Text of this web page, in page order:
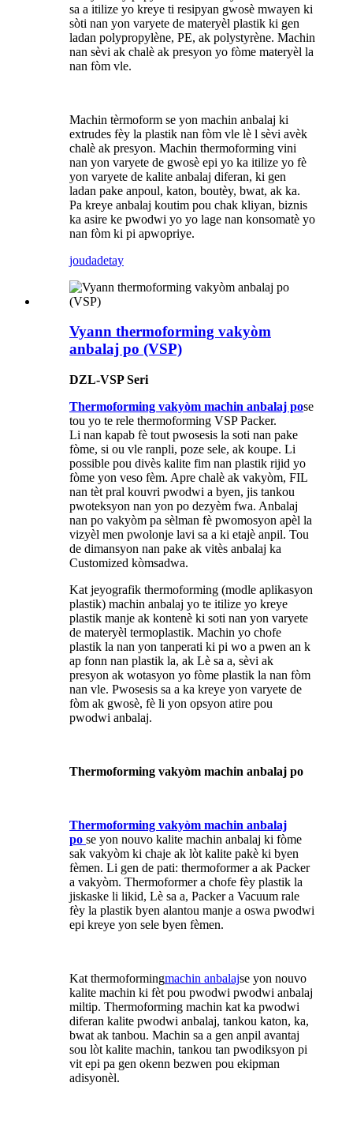
sa a itilize yo kreye ti resipyan gwosè mwayen ki
sòti nan yon varyete de materyèl plastik ki gen
ladan polypropylène, PE, ak polystyrène. Machin
nan sèvi ak chalè ak presyon yo fòme materyèl la
nan fòm vle.
Machin tèrmoform se yon machin anbalaj ki
extrudes fèy la plastik nan fòm vle lè l sèvi avèk
chalè ak presyon. Machin thermoforming vini
nan yon varyete de gwosè epi yo ka itilize yo fè
yon varyete de kalite anbalaj diferan, ki gen
ladan pake anpoul, katon, boutèy, bwat, ak ka.
Pa kreye anbalaj koutim pou chak kliyan, biznis
ka asire ke pwodwi yo yo lage nan konsomatè yo
nan fòm ki pi apwopriye.
joudadetay
Vyann thermoforming vakyòm
anbalaj po (VSP)
DZL-VSP Seri
Thermoforming vakyòm machin anbalaj pose
tou yo te rele thermoforming VSP Packer.
Li nan kapab fè tout pwosesis la soti nan pake
fòme, si ou vle ranpli, poze sele, ak koupe. Li
possible pou divès kalite fim nan plastik rijid yo
fòme yon veso fèm. Apre chalè ak vakyòm, FIL
nan tèt pral kouvri pwodwi a byen, jis tankou
pwoteksyon nan yon po dezyèm fwa. Anbalaj
nan po vakyòm pa sèlman fè pwomosyon apèl la
vizyèl men pwolonje lavi sa a ki etajè anpil. Tou
de dimansyon nan pake ak vitès anbalaj ka
Customized kòmsadwa.
Kat jeyografik thermoforming (modle aplikasyon
plastik) machin anbalaj yo te itilize yo kreye
plastik manje ak kontenè ki soti nan yon varyete
de materyèl termoplastik. Machin yo chofe
plastik la nan yon tanperati ki pi wo a pwen an k
ap fonn nan plastik la, ak Lè sa a, sèvi ak
presyon ak wotasyon yo fòme plastik la nan fòm
nan vle. Pwosesis sa a ka kreye yon varyete de
fòm ak gwosè, fè li yon opsyon atire pou
pwodwi anbalaj.
Thermoforming vakyòm machin anbalaj po
Thermoforming vakyòm machin anbalaj
po se yon nouvo kalite machin anbalaj ki fòme
sak vakyòm ki chaje ak lòt kalite pakè ki byen
fèmen. Li gen de pati: thermoformer a ak Packer
a vakyòm. Thermoformer a chofe fèy plastik la
jiskaske li likid, Lè sa a, Packer a Vacuum rale
fèy la plastik byen alantou manje a oswa pwodwi
epi kreye yon sele byen fèmen.
Kat thermoformingmachin anbalajse yon nouvo
kalite machin ki fèt pou pwodwi pwodwi anbalaj
miltip. Thermoforming machin kat ka pwodwi
diferan kalite pwodwi anbalaj, tankou katon, ka,
bwat ak tanbou. Machin sa a gen anpil avantaj
sou lòt kalite machin, tankou tan pwodiksyon pi
vit epi pa gen okenn bezwen pou ekipman
adisyonèl.